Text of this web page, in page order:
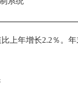
上年增长2.2％ 。